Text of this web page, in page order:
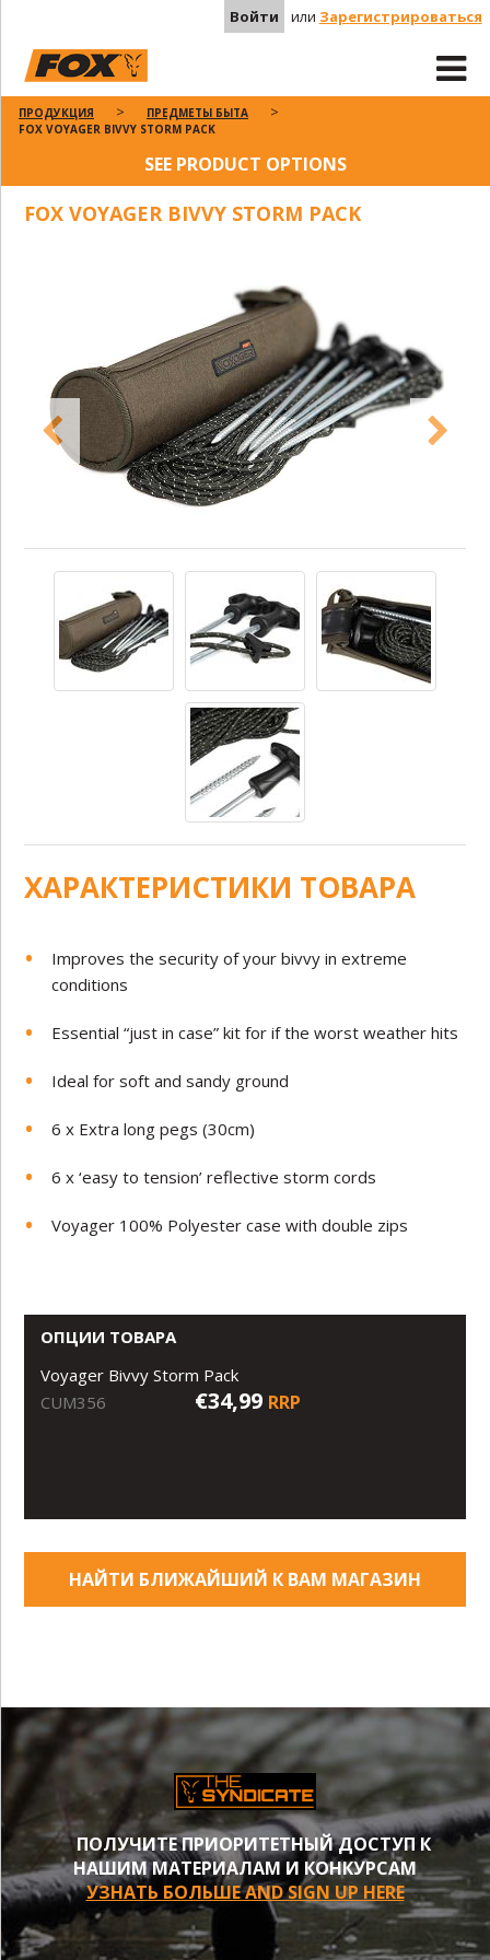
Войти или Зарегистрироваться
ПРОДУКЦИЯ
ПРЕДМЕТЫ БЫТА
FOX VOYAGER BIVVY STORM PACK
SEE PRODUCT OPTIONS
FOX VOYAGER BIVVY STORM PACK
ХАРАКТЕРИСТИКИ ТОВАРА
Improves the security of your bivvy in extreme
conditions
Essential “just in case” kit for if the worst weather hits
Ideal for soft and sandy ground
6 x Extra long pegs (30cm)
6 x ‘easy to tension’ reflective storm cords
Voyager 100% Polyester case with double zips
ОПЦИИ ТОВАРА
Voyager Bivvy Storm Pack
CUM356
€34,99 RRP
НАЙТИ БЛИЖАЙШИЙ К ВАМ МАГАЗИН
ПОЛУЧИТЕ ПРИОРИТЕТНЫЙ ДОСТУП К
НАШИМ МАТЕРИАЛАМ И КОНКУРСАМ
УЗНАТЬ БОЛЬШЕ AND SIGN UP HERE